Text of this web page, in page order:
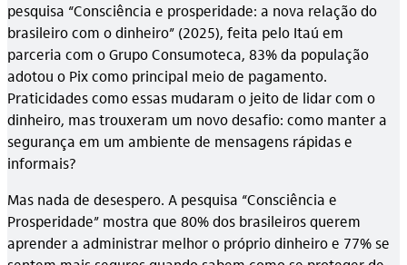
pesquisa “Consciência e prosperidade: a nova relação do
brasileiro com o dinheiro” (2025), feita pelo Itaú em
parceria com o Grupo Consumoteca, 83% da população
adotou o Pix como principal meio de pagamento.
Praticidades como essas mudaram o jeito de lidar com o
dinheiro, mas trouxeram um novo desafio: como manter a
segurança em um ambiente de mensagens rápidas e
informais?
Mas nada de desespero. A pesquisa “Consciência e
Prosperidade” mostra que 80% dos brasileiros querem
aprender a administrar melhor o próprio dinheiro e 77% se